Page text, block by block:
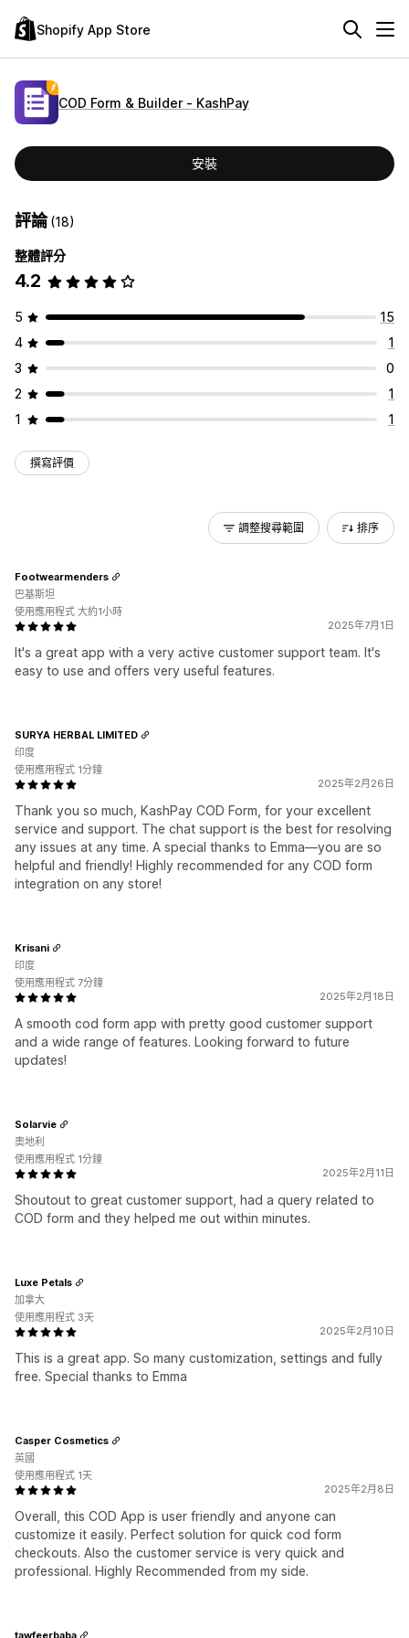
Shopify App Store
COD Form & Builder ‑ KashPay
安裝
評論(18)
整體評分
4.2
5
15
4
1
3
0
2
1
1
1
撰寫評價
調整搜尋範圍 排序
2025年7月1日
It's a great app with a very active customer support team. It's
easy to use and offers very useful features.
Footwearmenders
巴基斯坦
使用應用程式 大約1小時
2025年2月26日
Thank you so much, KashPay COD Form, for your excellent
service and support. The chat support is the best for resolving
any issues at any time. A special thanks to Emma—you are so
helpful and friendly! Highly recommended for any COD form
integration on any store!
SURYA HERBAL LIMITED
印度
使用應用程式 1分鐘
2025年2月18日
A smooth cod form app with pretty good customer support
and a wide range of features. Looking forward to future
updates!
Krisani
印度
使用應用程式 7分鐘
2025年2月11日
Shoutout to great customer support, had a query related to
COD form and they helped me out within minutes.
Solarvie
奧地利
使用應用程式 1分鐘
2025年2月10日
This is a great app. So many customization, settings and fully
free. Special thanks to Emma
Luxe Petals
加拿大
使用應用程式 3天
2025年2月8日
Overall, this COD App is user friendly and anyone can
customize it easily. Perfect solution for quick cod form
checkouts. Also the customer service is very quick and
professional. Highly Recommended from my side.
Casper Cosmetics
英國
使用應用程式 1天
tawfeerbaba